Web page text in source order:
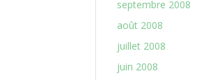
septembre 2008
août 2008
juillet 2008
juin 2008